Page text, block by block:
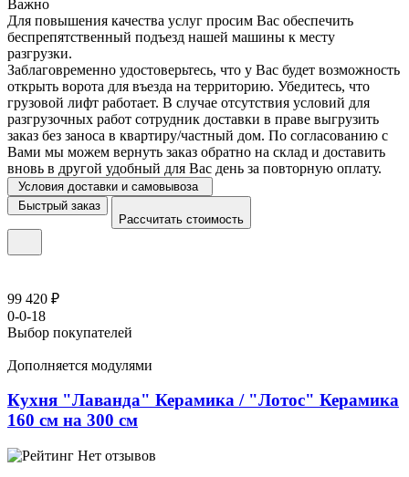
Важно
Для повышения качества услуг просим Вас обеспечить
беспрепятственный подъезд нашей машины к месту
разгрузки.
Заблаговременно удостоверьтесь, что у Вас будет возможность
открыть ворота для въезда на территорию. Убедитесь, что
грузовой лифт работает. В случае отсутствия условий для
разгрузочных работ сотрудник доставки в праве выгрузить
заказ без заноса в квартиру/частный дом. По согласованию с
Вами мы можем вернуть заказ обратно на склад и доставить
вновь в другой удобный для Вас день за повторную оплату.
Условия доставки и самовывоза
Быстрый заказ
Рассчитать стоимость
99 420 ₽
0-0-18
Выбор покупателей
Дополняется модулями
Кухня "Лаванда" Керамика / "Лотос" Керамика
160 см на 300 см
Нет отзывов